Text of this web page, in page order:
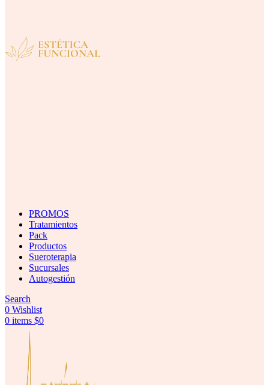
PROMOS
Tratamientos
Pack
Productos
Sueroterapia
Sucursales
Autogestión
Search
0 Wishlist
0 items $0